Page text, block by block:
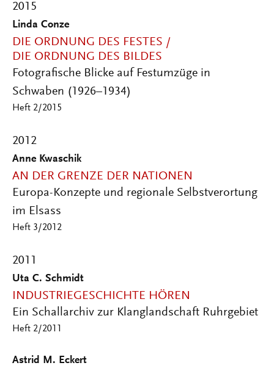
2015
Linda Conze
DIE ORDNUNG DES FESTES /
DIE ORDNUNG DES BILDES
Fotografische Blicke auf Festumzüge in
Schwaben (1926–1934)
Heft 2/2015
2012
Anne Kwaschik
AN DER GRENZE DER NATIONEN
Europa-Konzepte und regionale Selbstverortung
im Elsass
Heft 3/2012
2011
Uta C. Schmidt
INDUSTRIEGESCHICHTE HÖREN
Ein Schallarchiv zur Klanglandschaft Ruhrgebiet
Heft 2/2011
Astrid M. Eckert